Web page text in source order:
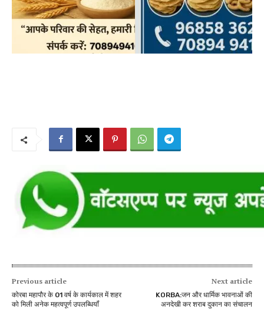
Previous article
कोरबा महापौर के 01 वर्ष के कार्यकाल में शहर
को मिली अनेक महत्वपूर्ण उपलब्धियॉं
Next article
KORBA:जन और धार्मिक भावनाओं की
अनदेखी कर शराब दुकान का संचालन